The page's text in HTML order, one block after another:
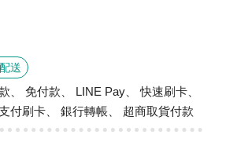
送
、 免付款、 LINE Pay、 快速刷卡、
付刷卡、 銀行轉帳、 超商取貨付款